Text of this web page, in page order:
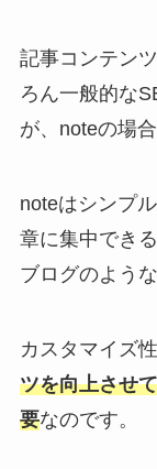
記事コンテン
ろん一般的な
が、noteの場
noteはシンプ
章に集中でき
ブログのよう
カスタマイズ
ツを向上させ
要なのです。